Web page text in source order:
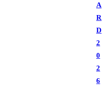
A
R
D
2
0
2
6